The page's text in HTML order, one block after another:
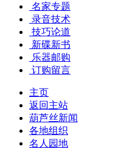
名家专题
录音技术
技巧论道
新碟新书
乐器邮购
订购留言
主页
返回主站
葫芦丝新闻
各地组织
名人园地